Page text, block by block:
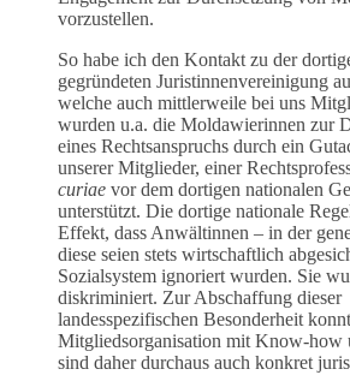
vorzustellen.
So habe ich den Kontakt zu der
gegründeten Juristinnenvereinigung
welche auch mittlerweile bei uns
wurden u.a. die Moldawierinnen zur
eines Rechtsanspruchs durch ein
unserer Mitglieder, einer
curiae vor dem dortigen nationalen
unterstützt. Die dortige nationale
Effekt, dass Anwältinnen – in der
diese seien stets wirtschaftlich
Sozialsystem ignoriert wurden. Sie
diskriminiert. Zur Abschaffung dieser
landesspezifischen Besonderheit
Mitgliedsorganisation mit Know-how
sind daher durchaus auch konkret